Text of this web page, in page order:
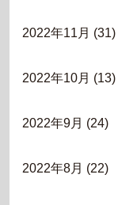
2022年11月 (31)
2022年10月 (13)
2022年9月 (24)
2022年8月 (22)